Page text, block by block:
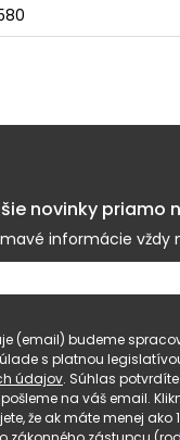
novinky priamo
informácie vždy
(email) budeme
s platnou
údajov. Súhlas
na váš email.
že ak máte menej ako